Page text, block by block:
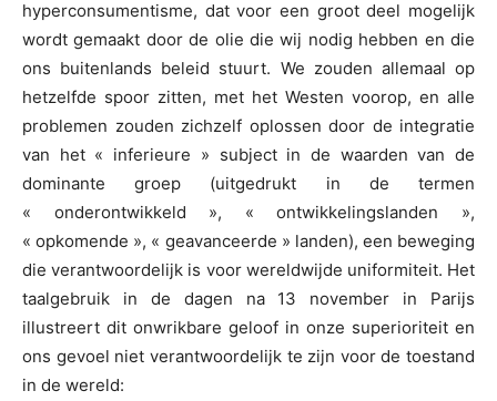
hyperconsumentisme, dat voor een groot deel mogelijk
wordt gemaakt door de olie die wij nodig hebben en die
ons buitenlands beleid stuurt. We zouden allemaal op
hetzelfde spoor zitten, met het Westen voorop, en alle
problemen zouden zichzelf oplossen door de integratie
van het « inferieure » subject in de waarden van de
dominante groep (uitgedrukt in de termen
« onderontwikkeld », « ontwikkelingslanden »,
« opkomende », « geavanceerde » landen), een beweging
die verantwoordelijk is voor wereldwijde uniformiteit. Het
taalgebruik in de dagen na 13 november in Parijs
illustreert dit onwrikbare geloof in onze superioriteit en
ons gevoel niet verantwoordelijk te zijn voor de toestand
in de wereld: